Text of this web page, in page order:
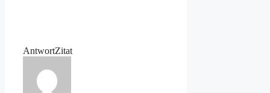
AntwortZitat